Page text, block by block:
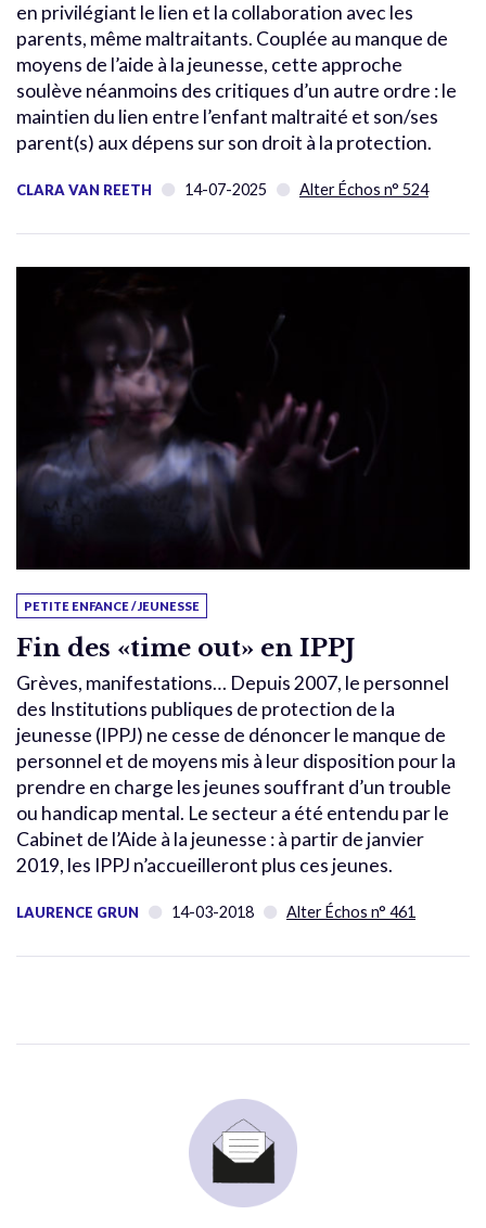
en privilégiant le lien et la collaboration avec les
parents, même maltraitants. Couplée au manque de
moyens de l’aide à la jeunesse, cette approche
soulève néanmoins des critiques d’un autre ordre : le
maintien du lien entre l’enfant maltraité et son/ses
parent(s) aux dépens sur son droit à la protection.
CLARA VAN REETH 14-07-2025 Alter Échos n° 524
PETITE ENFANCE / JEUNESSE
Fin des «time out» en IPPJ
Grèves, manifestations… Depuis 2007, le personnel
des Institutions publiques de protection de la
jeunesse (IPPJ) ne cesse de dénoncer le manque de
personnel et de moyens mis à leur disposition pour la
prendre en charge les jeunes souffrant d’un trouble
ou handicap mental. Le secteur a été entendu par le
Cabinet de l’Aide à la jeunesse : à partir de janvier
2019, les IPPJ n’accueilleront plus ces jeunes.
LAURENCE GRUN 14-03-2018 Alter Échos n° 461